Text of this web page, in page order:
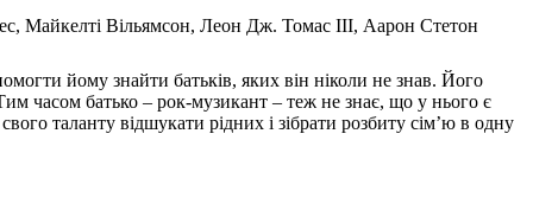
Майкелті Вільямсон, Леон Дж. Томас III, Аарон Стетон
йому знайти батьків, яких він ніколи не знав. Його
часом батько – рок-музикант – теж не знає, що у нього є
таланту відшукати рідних і зібрати розбиту сім’ю в одну